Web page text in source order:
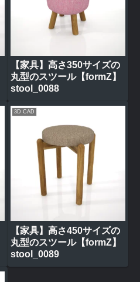
【家具】高さ350サイズの
丸型のスツール【formZ】
stool_0088
3D CAD
【家具】高さ450サイズの
丸型のスツール【formZ】
stool_0089